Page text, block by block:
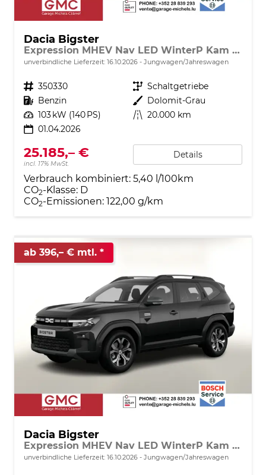
Dacia Bigster
Expression MHEV Nav LED WinterP Kam 17Z
unverbindliche Lieferzeit: 16.10.2026 Jungwagen/Jahreswagen
Fahrzeugnr. 350330 Getriebe Schaltgetriebe
Kraftstoff Benzin Außenfarbe Dolomit-Grau
Leistung 103 kW (140 PS) Kilometerstand 20.000 km
01.04.2026
25.185,– €
incl. 17% MwSt.
Details
Verbrauch kombiniert: 5,40 l/100km
CO2-Klasse: D
CO2-Emissionen: 122,00 g/km
ab 396,– € mtl.
Dacia Bigster
Expression MHEV Nav LED WinterP Kam 17Z
unverbindliche Lieferzeit: 16.10.2026 Jungwagen/Jahreswagen